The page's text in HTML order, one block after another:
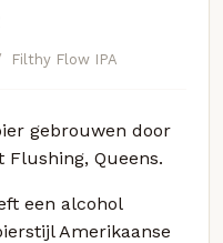
Filthy Flow IPA
gebrouwen door
Flushing, Queens.
een alcohol
Amerikaanse